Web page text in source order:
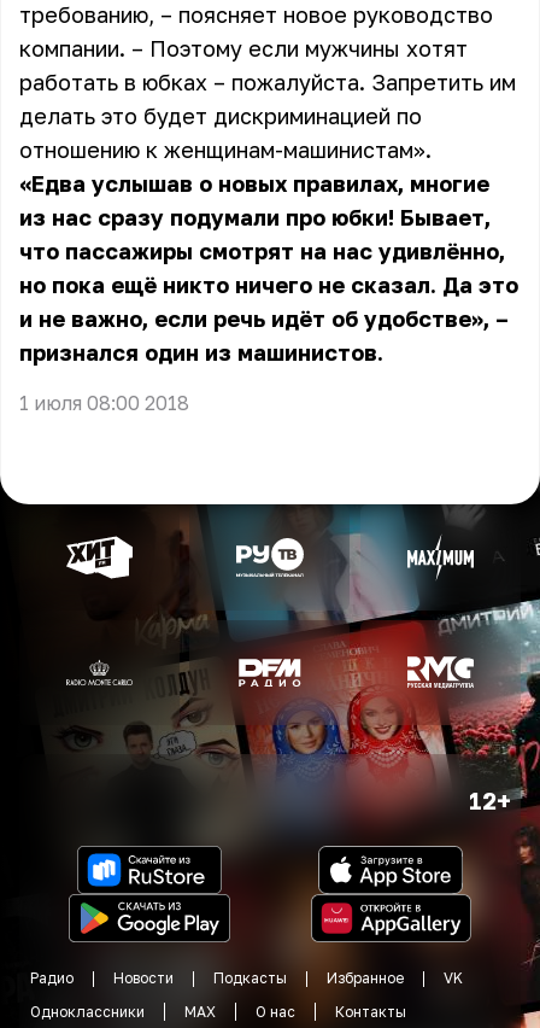
требованию, – поясняет новое руководство
компании. – Поэтому если мужчины хотят
работать в юбках – пожалуйста. Запретить им
делать это будет дискриминацией по
отношению к женщинам-машинистам».
«Едва услышав о новых правилах, многие
из нас сразу подумали про юбки! Бывает,
что пассажиры смотрят на нас удивлённо,
но пока ещё никто ничего не сказал. Да это
и не важно, если речь идёт об удобстве», –
признался один из машинистов.
1 июля 08:00 2018
12+
Радио Новости Подкасты Избранное
VK
Одноклассники
MAX О нас Контакты